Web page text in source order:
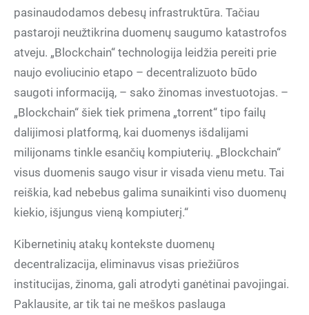
pasinaudodamos debesų infrastruktūra. Tačiau
pastaroji neužtikrina duomenų saugumo katastrofos
atveju. „Blockchain“ technologija leidžia pereiti prie
naujo evoliucinio etapo – decentralizuoto būdo
saugoti informaciją, – sako žinomas investuotojas. –
„Blockchain“ šiek tiek primena „torrent“ tipo failų
dalijimosi platformą, kai duomenys išdalijami
milijonams tinkle esančių kompiuterių. „Blockchain“
visus duomenis saugo visur ir visada vienu metu. Tai
reiškia, kad nebebus galima sunaikinti viso duomenų
kiekio, išjungus vieną kompiuterį.“
Kibernetinių atakų kontekste duomenų
decentralizacija, eliminavus visas priežiūros
institucijas, žinoma, gali atrodyti ganėtinai pavojingai.
Paklausite, ar tik tai ne meškos paslauga